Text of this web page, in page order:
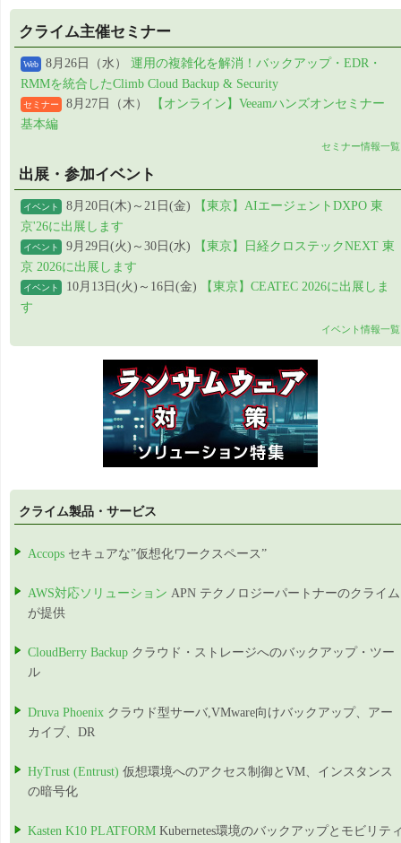
クライム主催セミナー
Web 8月26日（水） 運用の複雑化を解消！バックアップ・EDR・
RMMを統合したClimb Cloud Backup & Security
セミナー 8月27日（木）
【オンライン】Veeamハンズオンセミナー
基本編
セミナー情報一覧
出展・参加イベント
イベント 8月20日(木)～21日(金)
【東京】AIエージェントDXPO 東
京'26に出展します
イベント 9月29日(火)～30日(水)
【東京】日経クロステックNEXT 東
京 2026に出展します
イベント 10月13日(火)～16日(金)
【東京】CEATEC 2026に出展しま
す
イベント情報一覧
クライム製品・サービス
Accops セキュアな”仮想化ワークスペース”
AWS対応ソリューション APN テクノロジーパートナーのクライム
が提供
CloudBerry Backup クラウド・ストレージへのバックアップ・ツー
ル
Druva Phoenix クラウド型サーバ,VMware向けバックアップ、アー
カイブ、DR
HyTrust (Entrust) 仮想環境へのアクセス制御とVM、インスタンス
の暗号化
Kasten K10 PLATFORM Kubernetes環境のバックアップとモビリテ